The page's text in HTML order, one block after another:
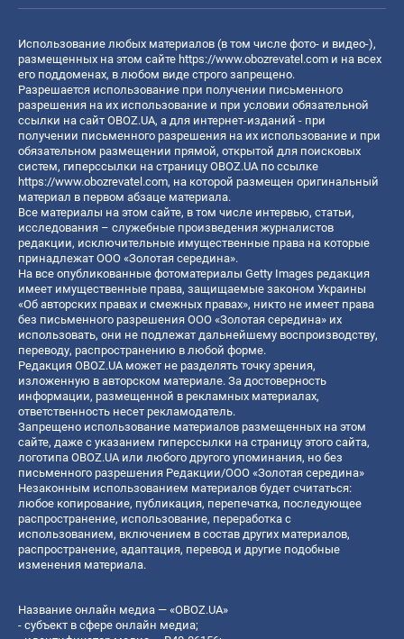
Использование любых материалов (в том числе фото- и видео-),
размещенных на этом сайте https://www.obozrevatel.com и на всех
его поддоменах, в любом виде строго запрещено.
Разрешается использование при получении письменного
разрешения на их использование и при условии обязательной
ссылки на сайт OBOZ.UA, а для интернет-изданий - при
получении письменного разрешения на их использование и при
обязательном размещении прямой, открытой для поисковых
систем, гиперссылки на страницу OBOZ.UA по ссылке
https://www.obozrevatel.com, на которой размещен оригинальный
материал в первом абзаце материала.
Все материалы на этом сайте, в том числе интервью, статьи,
исследования – служебные произведения журналистов
редакции, исключительные имущественные права на которые
принадлежат ООО «Золотая середина».
На все опубликованные фотоматериалы Getty Images редакция
имеет имущественные права, защищаемые законом Украины
«Об авторских правах и смежных правах», никто не имеет права
без письменного разрешения ООО «Золотая середина» их
использовать, они не подлежат дальнейшему воспроизводству,
переводу, распространению в любой форме.
Редакция OBOZ.UA может не разделять точку зрения,
изложенную в авторском материале. За достоверность
информации, размещенной в рекламных материалах,
ответственность несет рекламодатель.
Запрещено использование материалов размещенных на этом
сайте, даже с указанием гиперссылки на страницу этого сайта,
логотипа OBOZ.UA или любого другого упоминания, но без
письменного разрешения Редакции/ООО «Золотая середина»
Незаконным использованием материалов будет считаться:
любое копирование, публикация, перепечатка, последующее
распространение, использование, переработка с
использованием, включением в состав других материалов,
распространение, адаптация, перевод и другие подобные
изменения материала.
Название онлайн медиа — «OBOZ.UA»
- субъект в сфере онлайн медиа;